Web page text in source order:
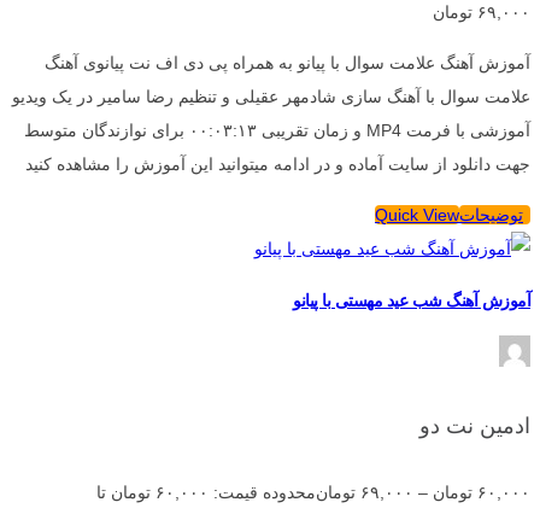
۶۹,۰۰۰ تومان
آموزش آهنگ علامت سوال با پیانو به همراه پی دی اف نت پیانوی آهنگ
علامت سوال با آهنگ سازی شادمهر عقیلی و تنظیم رضا سامیر در یک ویدیو
آموزشی با فرمت MP4 و زمان تقریبی ۰۰:۰۳:۱۳ برای نوازندگان متوسط
جهت دانلود از سایت آماده و در ادامه میتوانید این آموزش را مشاهده کنید
توضیحاتQuick View
آموزش آهنگ شب عید مهستی با پیانو
ادمین نت دو
۶۰,۰۰۰ تومان – ۶۹,۰۰۰ تومان
محدوده قیمت: ۶۰,۰۰۰ تومان تا